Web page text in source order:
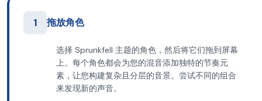
1 拖放角色
选择 Sprunkfell 主题的角色，然后将它们拖到屏幕
上。每个角色都会为您的混音添加独特的节奏元
素，让您构建复杂且分层的音景。尝试不同的组合
来发现新的声音。